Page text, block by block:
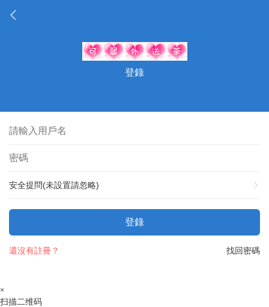
登錄
安全提問(未設置請忽略)
登錄
找回密碼
還沒有註冊？
×
扫描二维码